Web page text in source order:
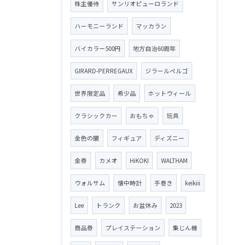
株主優待 サンリオピューロランド
ハーモニーランド マッカラン
バイカラー500円 地方自治60周年
GIRARD-PERREGAUX ジラールペルゴ
世界限定品 希少品 ホットウィール
クラシックカー おもちゃ 玩具
金色の闇 フィギュア ディズニー
金券 カメオ HiKOKI WALTHAM
ウォルサム 懐中時計 手巻き keikiii
Lee トランク お盆休み 2023
商品券 プレイステーション 集じん機